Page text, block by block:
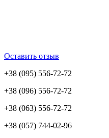
Оставить отзыв
+38 (095) 556-72-72
+38 (096) 556-72-72
+38 (063) 556-72-72
+38 (057) 744-02-96